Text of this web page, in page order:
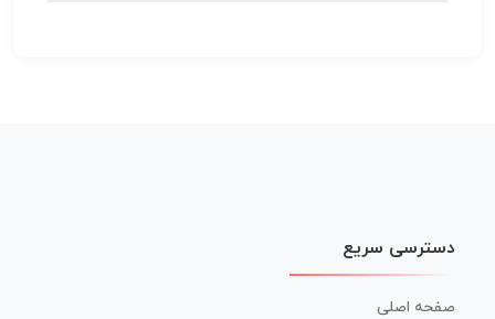
دسترسی سریع
صفحه اصلی